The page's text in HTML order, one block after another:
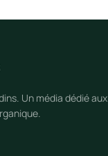
Un média dédié aux